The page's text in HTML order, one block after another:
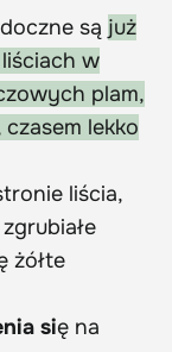
są już
w
plam,
lekko
liścia,
żółte
się na